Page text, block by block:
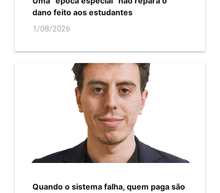
dano feito aos estudantes
1/08/2026
Quando o sistema falha, quem paga são